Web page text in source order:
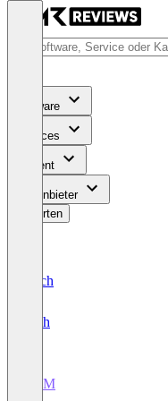
Software
Services
Content
Für Anbieter
Bewerten
Deutsch
English
CRM